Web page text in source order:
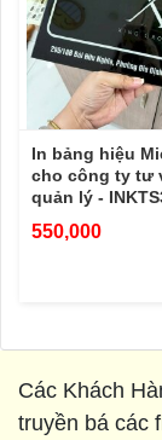
In bảng hiệu
cho công ty tư
quản lý -
550,000
Các Khách
truyền bá các